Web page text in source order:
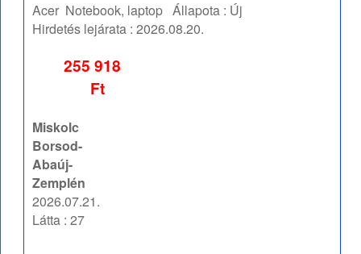
Acer Notebook, laptop Állapota : Új
Hirdetés lejárata :2026.08.20.
255 918
Ft
Miskolc
Borsod-
Abaúj-
Zemplén
2026.07.21.
Látta : 27